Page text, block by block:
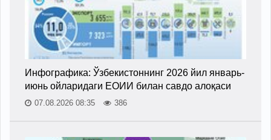
Инфографика: Ўзбекистоннинг 2026 йил январь-
июнь ойларидаги ЕОИИ билан савдо алоқаси
07.08.2026 08:35 386